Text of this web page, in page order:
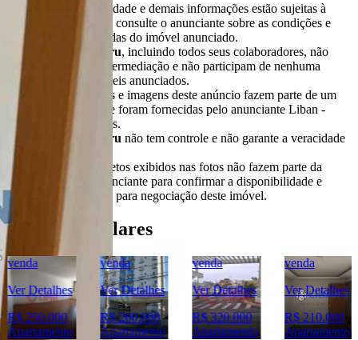
* Valores, disponibilidade e demais informações estão sujeitas à
alterações. SEMPRE consulte o anunciante sobre as condições e
informações atualizadas do imóvel anunciado.
Portal Casa Bauru, incluindo todos seus colaboradores, não
realizam qualquer intermediação e não participam de nenhuma
negociação dos imóveis anunciados.
Todas as informações e imagens deste anúncio fazem parte de um
anúncio publicitário e foram fornecidas pelo anunciante Liban -
Negócios Imobiliários.
O
Portal Casa Bauru não tem controle e não garante a veracidade
destas informações.
Móveis e demais objetos exibidos nas fotos não fazem parte da
oferta. Contate o anunciante para confirmar a disponibilidade e
condições detalhadas para negociação deste imóvel.
Imóveis Similares
venda
Ver Detalhes
R$ 250.000
Apartamento
venda
Ver Detalhes
R$ 260.000
Apartamento
venda
Ver Detalhes
R$ 320.000
Apartamento
venda
Ver Detalhes
R$ 210.000
Apartamento